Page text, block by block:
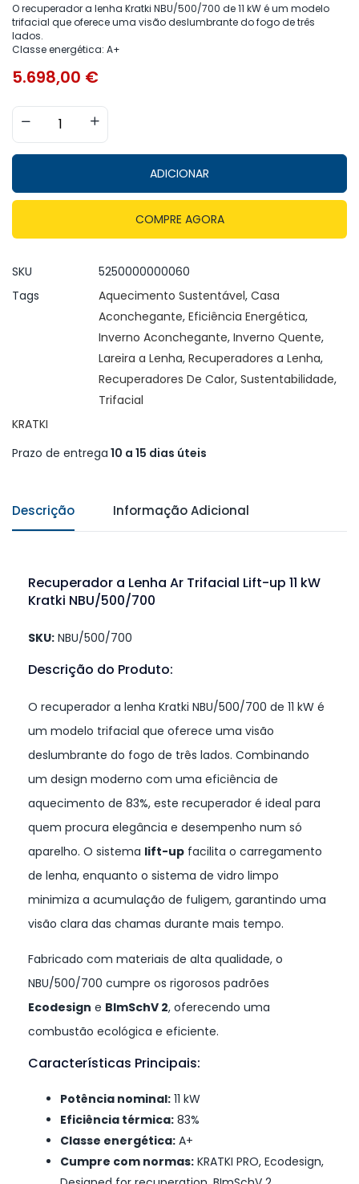
O recuperador a lenha Kratki NBU/500/700 de 11 kW é um modelo
trifacial que oferece uma visão deslumbrante do fogo de três
lados.
Classe energética: A+
5.698,00 €
ADICIONAR
COMPRE AGORA
SKU
5250000000060
Tags
Aquecimento Sustentável, Casa
Aconchegante, Eficiência Energética,
Inverno Aconchegante, Inverno Quente,
Lareira a Lenha, Recuperadores a Lenha,
Recuperadores De Calor, Sustentabilidade,
Trifacial
KRATKI
Prazo de entrega 10 a 15 dias úteis
Descrição Informação Adicional
Recuperador a Lenha Ar Trifacial Lift-up 11 kW
Kratki NBU/500/700
SKU: NBU/500/700
Descrição do Produto:
O recuperador a lenha Kratki NBU/500/700 de 11 kW é
um modelo trifacial que oferece uma visão
deslumbrante do fogo de três lados. Combinando
um design moderno com uma eficiência de
aquecimento de 83%, este recuperador é ideal para
quem procura elegância e desempenho num só
aparelho. O sistema lift-up facilita o carregamento
de lenha, enquanto o sistema de vidro limpo
minimiza a acumulação de fuligem, garantindo uma
visão clara das chamas durante mais tempo.
Fabricado com materiais de alta qualidade, o
NBU/500/700 cumpre os rigorosos padrões
Ecodesign e BImSchV 2, oferecendo uma
combustão ecológica e eficiente.
Características Principais:
Potência nominal: 11 kW
Eficiência térmica: 83%
Classe energética: A+
Cumpre com normas: KRATKI PRO, Ecodesign,